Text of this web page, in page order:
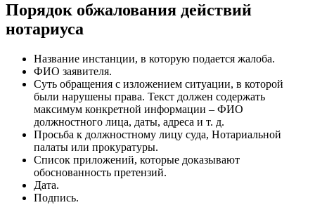
Порядок обжалования действий
нотариуса
Название инстанции, в которую подается жалоба.
ФИО заявителя.
Суть обращения с изложением ситуации, в которой
были нарушены права. Текст должен содержать
максимум конкретной информации – ФИО
должностного лица, даты, адреса и т. д.
Просьба к должностному лицу суда, Нотариальной
палаты или прокуратуры.
Список приложений, которые доказывают
обоснованность претензий.
Дата.
Подпись.